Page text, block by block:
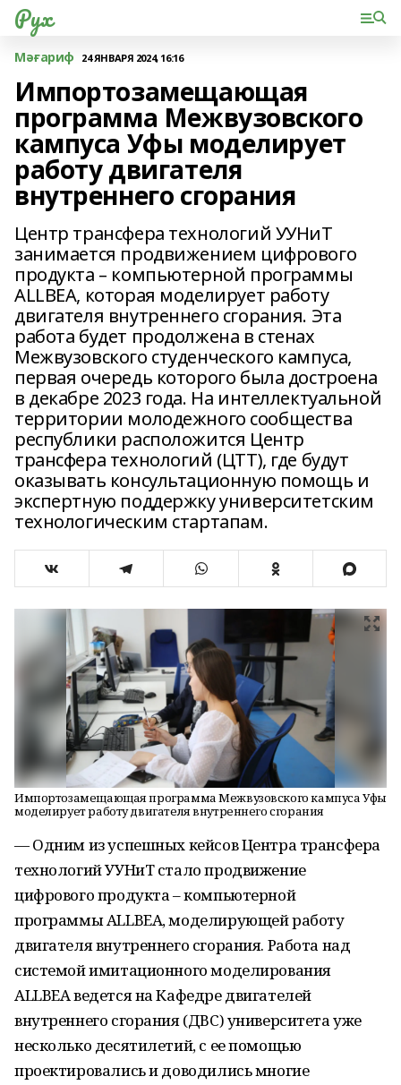
Рух
Мәғариф 24 ЯНВАРЯ 2024, 16:16
Импортозамещающая
программа Межвузовского
кампуса Уфы моделирует
работу двигателя
внутреннего сгорания
Центр трансфера технологий УУНиТ
занимается продвижением цифрового
продукта – компьютерной программы
ALLBEA, которая моделирует работу
двигателя внутреннего сгорания. Эта
работа будет продолжена в стенах
Межвузовского студенческого кампуса,
первая очередь которого была достроена
в декабре 2023 года. На интеллектуальной
территории молодежного сообщества
республики расположится Центр
трансфера технологий (ЦТТ), где будут
оказывать консультационную помощь и
экспертную поддержку университетским
технологическим стартапам.
Импортозамещающая программа Межвузовского кампуса Уфы
моделирует работу двигателя внутреннего сгорания
— Одним из успешных кейсов Центра трансфера
технологий УУНиТ стало продвижение
цифрового продукта – компьютерной
программы ALLBEA, моделирующей работу
двигателя внутреннего сгорания. Работа над
системой имитационного моделирования
ALLBEA ведется на Кафедре двигателей
внутреннего сгорания (ДВС) университета уже
несколько десятилетий, с ее помощью
проектировались и доводились многие